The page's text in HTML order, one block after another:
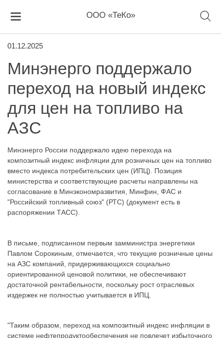
ООО «ТеКо»
01.12.2025
Минэнерго поддержало
переход на новый индекс
для цен на топливо на
АЗС
Минэнерго России поддержало идею перехода на
композитный индекс инфляции для розничных цен на топливо
вместо индекса потребительских цен (ИПЦ). Позиция
министерства и соответствующие расчеты направлены на
согласование в Минэкономразвития, Минфин, ФАС и
"Российский топливный союз" (РТС) (документ есть в
распоряжении ТАСС).
В письме, подписанном первым замминистра энергетики
Павлом Сорокиным, отмечается, что текущие розничные цены
на АЗС компаний, придерживающихся социально
ориентированной ценовой политики, не обеспечивают
достаточной рентабельности, поскольку рост отраслевых
издержек не полностью учитывается в ИПЦ.
"Таким образом, переход на композитный индекс инфляции в
системе нефтепродуктообеспечения не повлечет избыточного